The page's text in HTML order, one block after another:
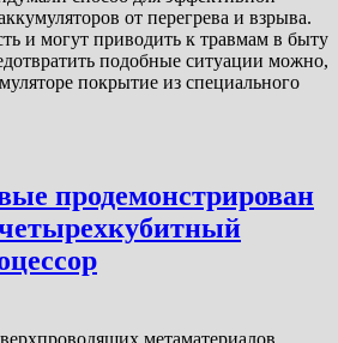
от перегрева и взрыва.
и могут приводить к травмам в быту
подобные ситуации можно,
покрытие из специального
продемонстрирован